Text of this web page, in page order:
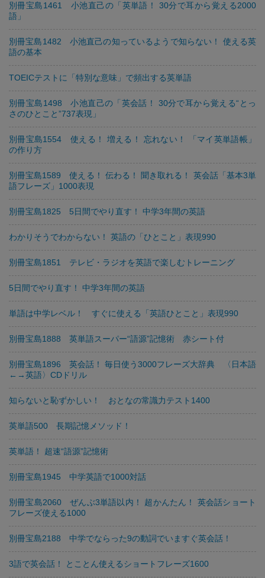
別冊宝島1461 小池直己の「英単語！ 30分で耳から覚える2000
語」
別冊宝島1482 小池直己の知っているようで知らない！ 使える英
語の基本
TOEICテストに「特別な意味」で頻出する英単語
別冊宝島1498 小池直己の「英会話！ 30分で耳から覚える“とっ
さのひとこと”737表現」
別冊宝島1554 使える！ 増える！ 忘れない！ 「マイ英単語帳」
の作り方
別冊宝島1589 使える！ 伝わる！ 聞き取れる！ 英会話「基本3単
語フレーズ」1000表現
別冊宝島1825 5日間でやり直す！ 中学3年間の英語
わかりそうでわからない！ 英語の「ひとこと」表現990
別冊宝島1851 テレビ・ラジオを英語で楽しむトレーニング
5日間でやり直す！ 中学3年間の英語
単語は中学レベル！ すぐに使える「英語ひとこと」表現990
別冊宝島1888 英単語スーパー“語源”記憶術 赤シート付
別冊宝島1896 英会話！ 毎日使う3000フレーズ大辞典 〈日本語
←→英語〉CDドリル
知らないと恥ずかしい！ おとなの常識力テスト1400
英単語500 長期記憶メソッド！
英単語！ 超速“語源”記憶術
別冊宝島1945 中学英語で1000対話
別冊宝島2060 ぜんぶ3単語以内！ 超かんたん！ 英会話ショート
フレーズ使える1000
別冊宝島2188 中学でならった9の動詞でいますぐ英会話！
3語で英会話！ とことん使えるショートフレーズ1600